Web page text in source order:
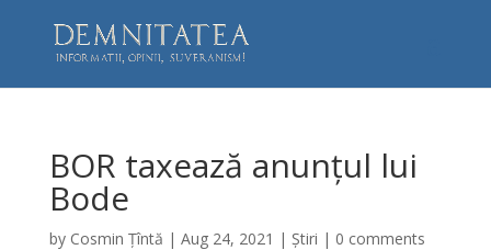
BOR taxează anunțul lui
Bode
by Cosmin Țîntă | Aug 24, 2021 | Știri | 0 comments